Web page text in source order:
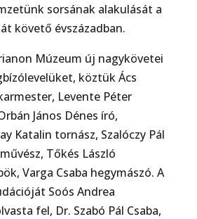
sorsának alakulását a
követő évszázadban.
Múzeum új nagykövetei
köztük Ács
Levente Péter
János Dénes író,
Katalin tornász, Szalóczy Pál
Tőkés László
Varga Csaba hegymászó. A
Soós Andrea
fel, Dr. Szabó Pál Csaba,